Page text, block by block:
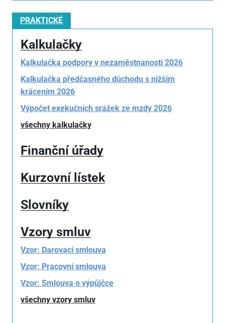
PRAKTICKÉ
Kalkulačky
Kalkulačka podpory v nezaměstnanosti 2026
Kalkulačka předčasného důchodu s nižším
krácením 2026
Výpočet exekučních srážek ze mzdy 2026
všechny kalkulačky
Finanční úřady
Kurzovní lístek
Slovníky
Vzory smluv
Vzor: Darovací smlouva
Vzor: Pracovní smlouva
Vzor: Smlouva o výpůjčce
všechny vzory smluv